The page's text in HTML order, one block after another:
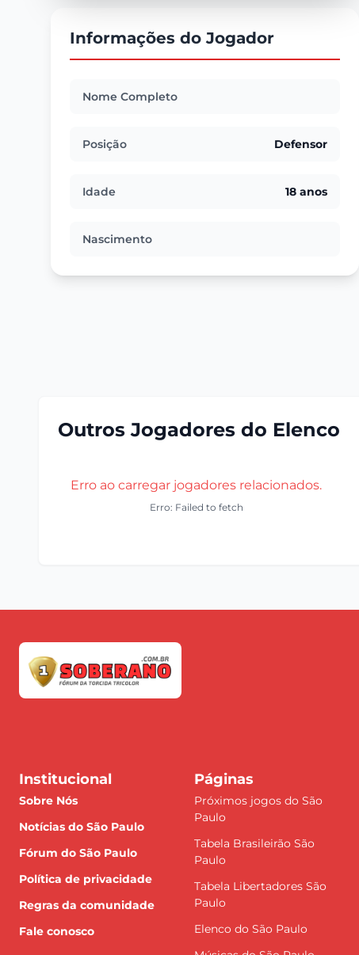
Informações do Jogador
Nome Completo
Posição Defensor
Idade 18 anos
Nascimento
Outros Jogadores do Elenco
Erro ao carregar jogadores relacionados.
Erro: Failed to fetch
Institucional
Sobre Nós
Notícias do São Paulo
Fórum do São Paulo
Política de privacidade
Regras da comunidade
Fale conosco
Páginas
Próximos jogos do São
Paulo
Tabela Brasileirão São
Paulo
Tabela Libertadores São
Paulo
Elenco do São Paulo